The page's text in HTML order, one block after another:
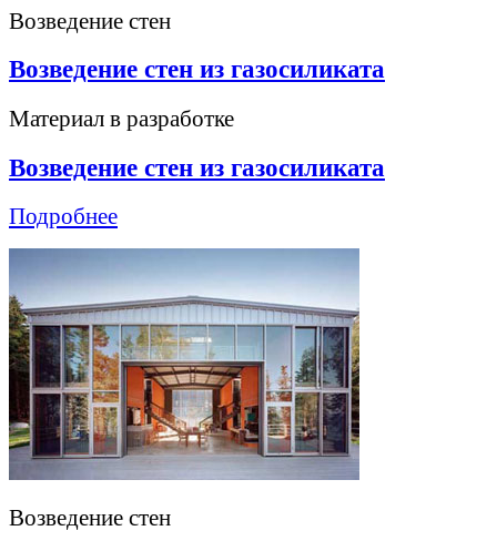
Возведение стен
Возведение стен из газосиликата
Материал в разработке
Возведение стен из газосиликата
Подробнее
Возведение стен